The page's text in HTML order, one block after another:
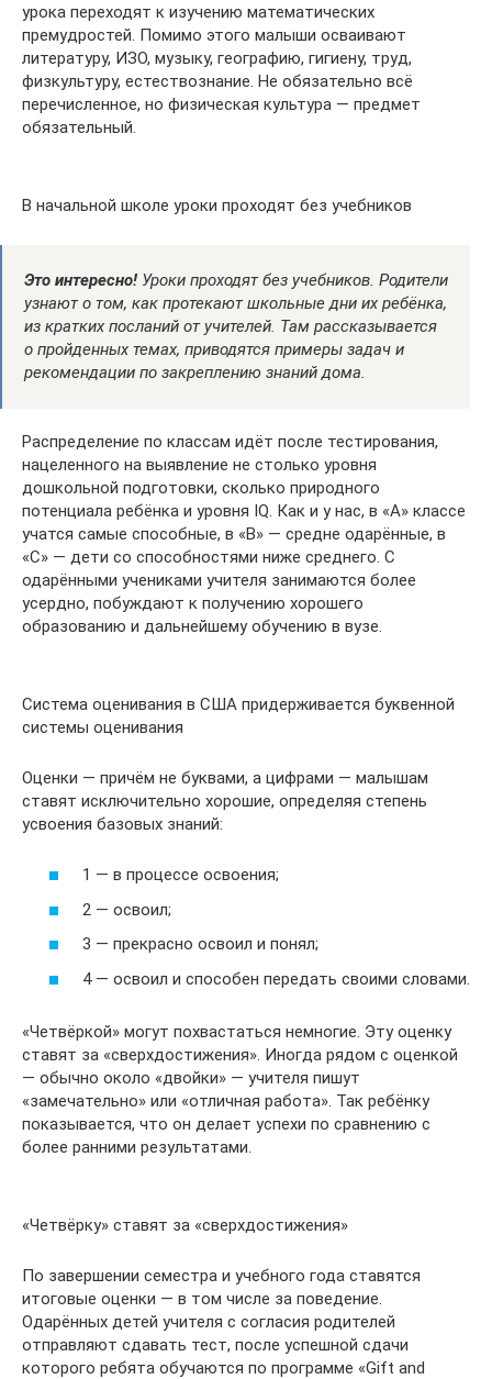
урока переходят к изучению математических
премудростей. Помимо этого малыши осваивают
литературу, ИЗО, музыку, географию, гигиену, труд,
физкультуру, естествознание. Не обязательно всё
перечисленное, но физическая культура — предмет
обязательный.
В начальной школе уроки проходят без учебников
Это интересно! Уроки проходят без учебников. Родители
узнают о том, как протекают школьные дни их ребёнка,
из кратких посланий от учителей. Там рассказывается
о пройденных темах, приводятся примеры задач и
рекомендации по закреплению знаний дома.
Распределение по классам идёт после тестирования,
нацеленного на выявление не столько уровня
дошкольной подготовки, сколько природного
потенциала ребёнка и уровня IQ. Как и у нас, в «А» классе
учатся самые способные, в «В» — средне одарённые, в
«С» — дети со способностями ниже среднего. С
одарёнными учениками учителя занимаются более
усердно, побуждают к получению хорошего
образованию и дальнейшему обучению в вузе.
Система оценивания в США придерживается буквенной
системы оценивания
Оценки — причём не буквами, а цифрами — малышам
ставят исключительно хорошие, определяя степень
усвоения базовых знаний:
1 — в процессе освоения;
2 — освоил;
3 — прекрасно освоил и понял;
4 — освоил и способен передать своими словами.
«Четвёркой» могут похвастаться немногие. Эту оценку
ставят за «сверхдостижения». Иногда рядом с оценкой
— обычно около «двойки» — учителя пишут
«замечательно» или «отличная работа». Так ребёнку
показывается, что он делает успехи по сравнению с
более ранними результатами.
«Четвёрку» ставят за «сверхдостижения»
По завершении семестра и учебного года ставятся
итоговые оценки — в том числе за поведение.
Одарённых детей учителя с согласия родителей
отправляют сдавать тест, после успешной сдачи
которого ребята обучаются по программе «Gift and